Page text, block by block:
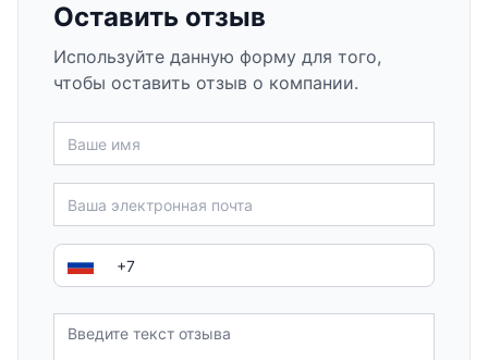
Оставить отзыв
Используйте данную форму для того,
чтобы оставить отзыв о компании.